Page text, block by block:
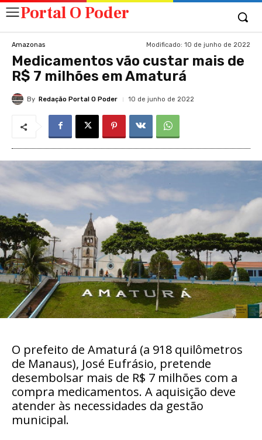
Portal O Poder
Amazonas Modificado: 10 de junho de 2022
Medicamentos vão custar mais de
R$ 7 milhões em Amaturá
By Redação Portal O Poder 10 de junho de 2022
O prefeito de Amaturá (a 918 quilômetros
de Manaus), José Eufrásio, pretende
desembolsar mais de R$ 7 milhões com a
compra medicamentos. A aquisição deve
atender às necessidades da gestão
municipal.